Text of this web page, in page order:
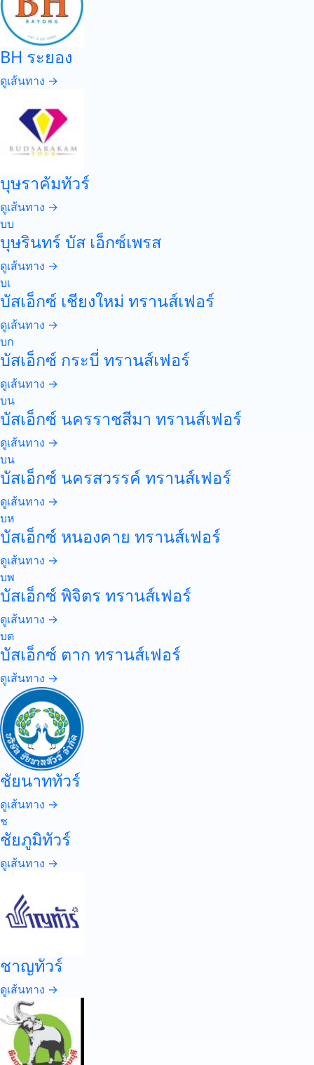
BH ระยอง
ดูเส้นทาง →
บุษราคัมทัวร์
ดูเส้นทาง →
บบ
บุษรินทร์ บัส เอ็กซ์เพรส
ดูเส้นทาง →
บเ
บัสเอ็กซ์ เชียงใหม่ ทรานส์เฟอร์
ดูเส้นทาง →
บก
บัสเอ็กซ์ กระบี่ ทรานส์เฟอร์
ดูเส้นทาง →
บน
บัสเอ็กซ์ นครราชสีมา ทรานส์เฟอร์
ดูเส้นทาง →
บน
บัสเอ็กซ์ นครสวรรค์ ทรานส์เฟอร์
ดูเส้นทาง →
บห
บัสเอ็กซ์ หนองคาย ทรานส์เฟอร์
ดูเส้นทาง →
บพ
บัสเอ็กซ์ พิจิตร ทรานส์เฟอร์
ดูเส้นทาง →
บต
บัสเอ็กซ์ ตาก ทรานส์เฟอร์
ดูเส้นทาง →
ชัยนาททัวร์
ดูเส้นทาง →
ช
ชัยภูมิทัวร์
ดูเส้นทาง →
ชาญทัวร์
ดูเส้นทาง →